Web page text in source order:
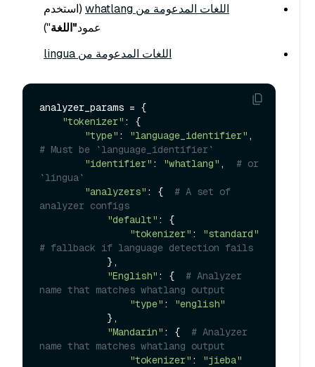
اللغات المدعومة من whatlang
(استخدم
عمود"اللغة")
اللغات المدعومة من lingua
analyzer_params = {
"tokenizer" : {
"type" : "language_identifier"
# Must be `language_identifier`
"identifier" : "whatlang" , # or
`lingua`
"analyzers" : { # A set of
analyzer configs
"default" : {
"tokenizer" :
"standard"
# fallback if language detection fails
"English" : { # Analyzer
name that matches whatlang output
"type" :
"english"
"Mandarin" : { # Analyzer
name that matches whatlang output
"tokenizer" :
"jieba"